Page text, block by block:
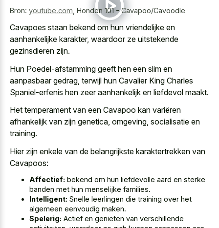
Bron: youtube.com Honden 101 - Cavapoo/Cavoodle
Cavapoes staan bekend om hun vriendelijke en
aanhankelijke karakter, waardoor ze uitstekende
gezinsdieren zijn.
Hun Poedel-afstamming geeft hen een slim en
aanpasbaar gedrag, terwijl hun Cavalier King Charles
Spaniel-erfenis hen zeer aanhankelijk en liefdevol maakt.
Het temperament van een Cavapoo kan variëren
afhankelijk van zijn genetica, omgeving, socialisatie en
training.
Hier zijn enkele van de belangrijkste karaktertrekken van
Cavapoos:
Affectief: bekend om hun liefdevolle aard en sterke
banden met hun menselijke families.
Intelligent: Snelle leerlingen die training over het
algemeen eenvoudig maken.
Spelerig: Actief en genieten van verschillende